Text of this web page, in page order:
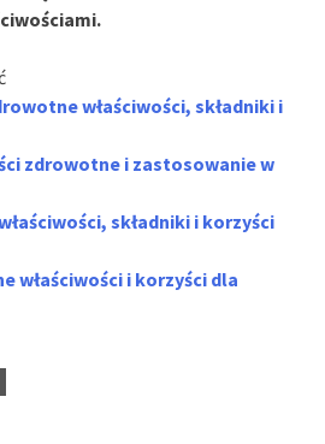
właściwości, składniki i
zdrowotne i zastosowanie w
składniki i korzyści
właściwości i korzyści dla